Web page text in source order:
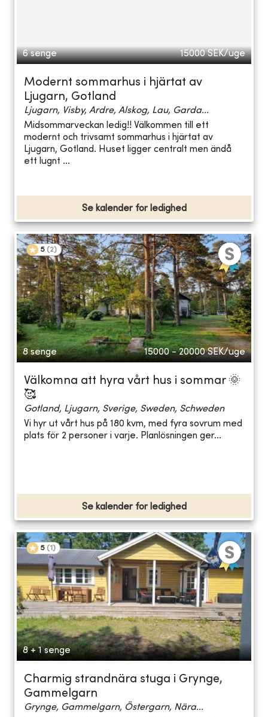
6 senge 15000 SEK/uge
Modernt sommarhus i hjärtat av
Ljugarn, Gotland
Ljugarn, Visby, Ardre, Alskog, Lau, Garda...
Midsommarveckan ledig!! Välkommen till ett
modernt och trivsamt sommarhus i hjärtat av
Ljugarn, Gotland. Huset ligger centralt men ändå
ett lugnt ...
Se kalender for ledighed
5 (2)
8 senge 15000 - 20000 SEK/uge
Välkomna att hyra vårt hus i sommar 🌞
🥰
Gotland, Ljugarn, Sverige, Sweden, Schweden
Vi hyr ut vårt hus på 180 kvm, med fyra sovrum med
plats för 2 personer i varje. Planlösningen ger...
Se kalender for ledighed
5 (1 )
8 + 1 senge
Charmig strandnära stuga i Grynge,
Gammelgarn
Grynge, Gammelgarn, Östergarn, Nära...